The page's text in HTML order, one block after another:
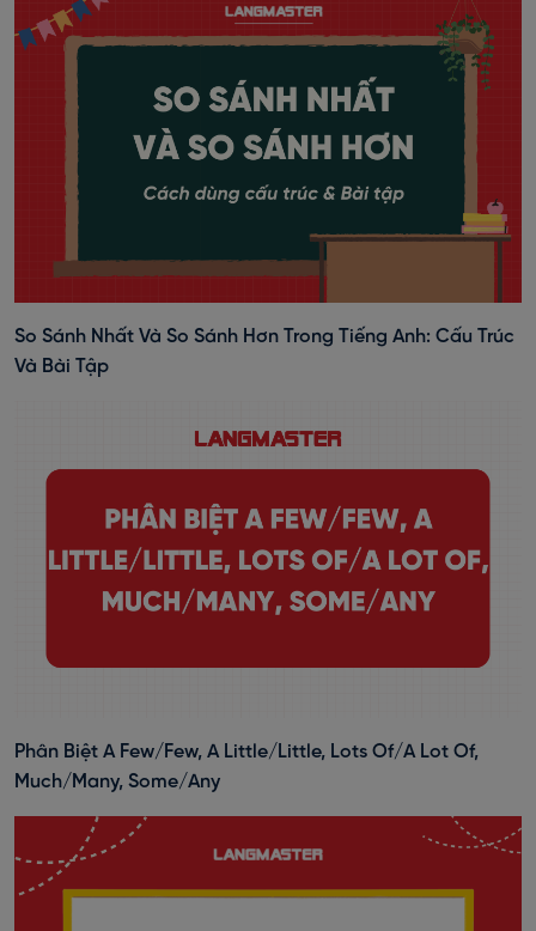
So Sánh Nhất Và So Sánh Hơn Trong Tiếng Anh: Cấu Trúc
Và Bài Tập
Phân Biệt A Few/Few, A Little/Little, Lots Of/A Lot Of,
Much/Many, Some/Any